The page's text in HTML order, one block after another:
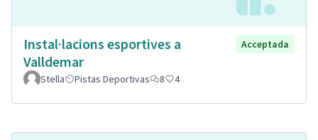
Instal·lacions esportives a
Valldemar
Acceptada
Stella Pistas Deportivas 8 4